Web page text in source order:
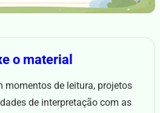
o material
momentos de leitura, projetos
de interpretação com as